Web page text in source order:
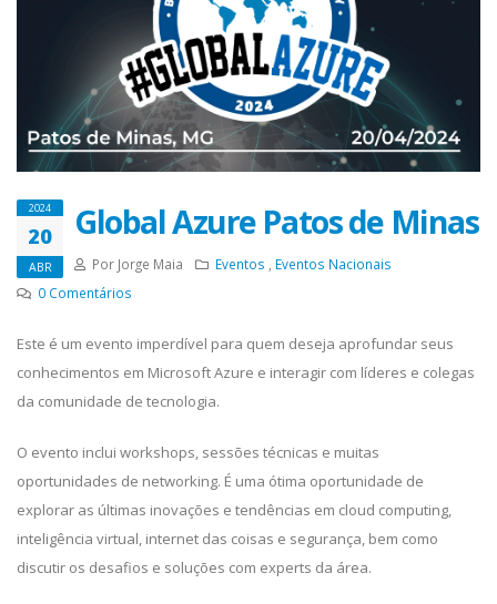
2024
20
ABR
Global Azure Patos de Minas
Por Jorge Maia Eventos
Eventos Nacionais
0 Comentários
Este é um evento imperdível para quem deseja aprofundar seus
conhecimentos em Microsoft Azure e interagir com líderes e colegas
da comunidade de tecnologia.
O evento inclui workshops, sessões técnicas e muitas
oportunidades de networking. É uma ótima oportunidade de
explorar as últimas inovações e tendências em cloud computing,
inteligência virtual, internet das coisas e segurança, bem como
discutir os desafios e soluções com experts da área.